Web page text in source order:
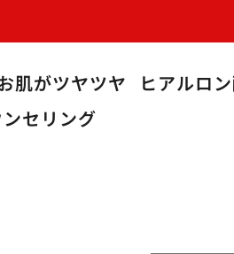
肌がツヤツヤ
ヒアルロ
セリング